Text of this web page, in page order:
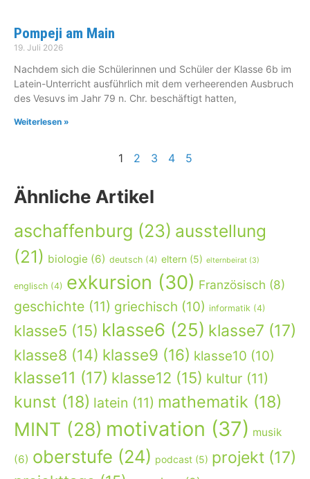
Pompeji am Main
19. Juli 2026
Nachdem sich die Schülerinnen und Schüler der Klasse 6b im
Latein-Unterricht ausführlich mit dem verheerenden Ausbruch
des Vesuvs im Jahr 79 n. Chr. beschäftigt hatten,
Weiterlesen »
1 2 3 4 5
Ähnliche Artikel
aschaffenburg (23) ausstellung
(21) biologie (6) deutsch (4) eltern (5) elternbeirat (3)
englisch (4) exkursion (30) Französisch (8)
geschichte (11) griechisch (10) informatik (4)
klasse5 (15) klasse6 (25) klasse7 (17)
klasse8 (14) klasse9 (16) klasse10 (10)
klasse11 (17) klasse12 (15) kultur (11)
kunst (18) latein (11) mathematik (18)
MINT (28) motivation (37) musik
(6) oberstufe (24) podcast (5) projekt (17)